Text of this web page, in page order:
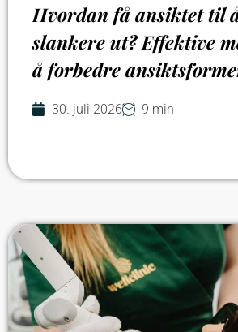
Hvordan få ansiktet til
slankere ut? Effektive
å forbedre
30. juli 2026 9 min